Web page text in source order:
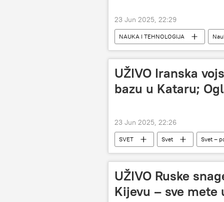
23 Jun 2025, 22:29
NAUKA I TEHNOLOGIJA
UŽIVO Iranska
bazu u Kataru;
23 Jun 2025, 22:26
SVET Svet Svet –
UŽIVO Ruske
Kijevu – sve mete